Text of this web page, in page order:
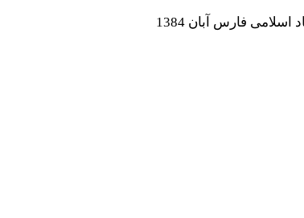
فارس آبان 1384